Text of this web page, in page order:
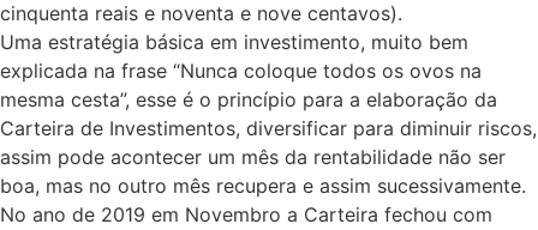
cinquenta reais e noventa e nove centavos).
Uma estratégia básica em investimento, muito bem
explicada na frase “Nunca coloque todos os ovos na
mesma cesta”, esse é o princípio para a elaboração da
Carteira de Investimentos, diversificar para diminuir riscos,
assim pode acontecer um mês da rentabilidade não ser
boa, mas no outro mês recupera e assim sucessivamente.
No ano de 2019 em Novembro a Carteira fechou com